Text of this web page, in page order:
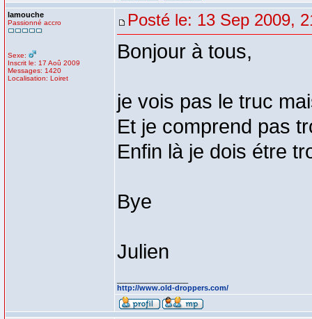
lamouche
Passionné accro
Sexe:
Inscrit le: 17 Aoû 2009
Messages: 1420
Localisation: Loiret
Posté le: 13 Sep 2009,
Bonjour à tous,
je vois pas le truc
Et je comprend pas
Enfin là je dois étre
Bye
Julien
http://www.old-droppers.com/